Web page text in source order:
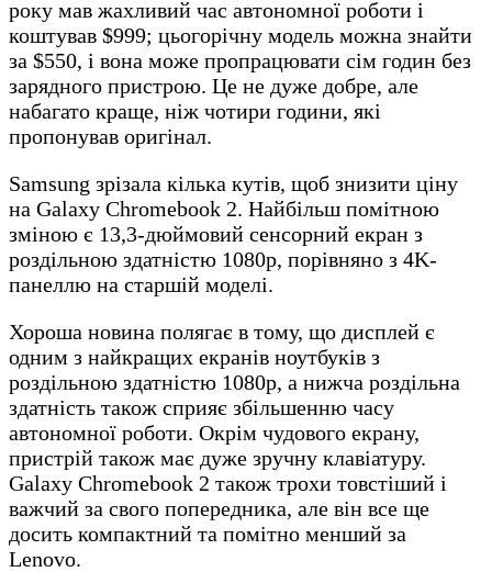
року мав жахливий час автономної роботи і
коштував $999; цьогорічну модель можна знайти
за $550, і вона може пропрацювати сім годин без
зарядного пристрою. Це не дуже добре, але
набагато краще, ніж чотири години, які
пропонував оригінал.
Samsung зрізала кілька кутів, щоб знизити ціну
на Galaxy Chromebook 2. Найбільш помітною
зміною є 13,3-дюймовий сенсорний екран з
роздільною здатністю 1080p, порівняно з 4K-
панеллю на старшій моделі.
Хороша новина полягає в тому, що дисплей є
одним з найкращих екранів ноутбуків з
роздільною здатністю 1080p, а нижча роздільна
здатність також сприяє збільшенню часу
автономної роботи. Окрім чудового екрану,
пристрій також має дуже зручну клавіатуру.
Galaxy Chromebook 2 також трохи товстіший і
важчий за свого попередника, але він все ще
досить компактний та помітно менший за
Lenovo.